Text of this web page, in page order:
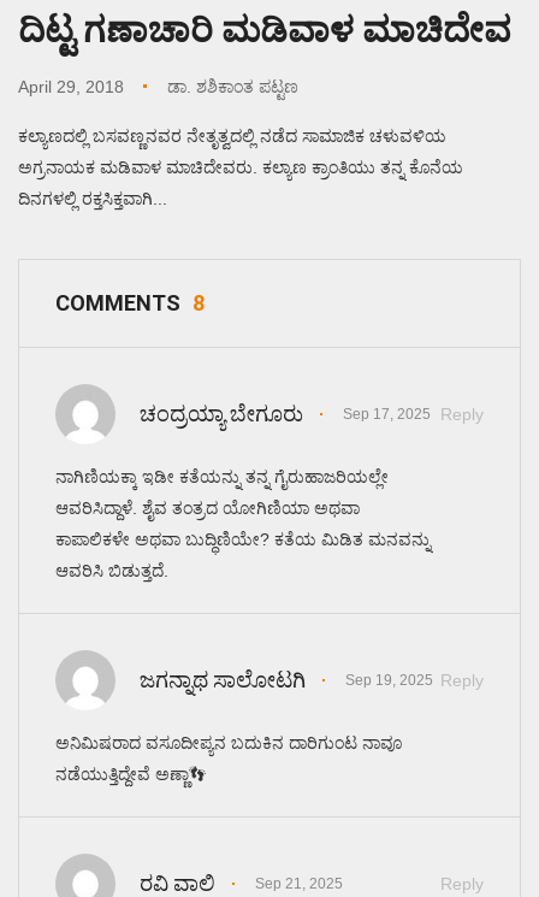
ದಿಟ್ಟ ಗಣಾಚಾರಿ ಮಡಿವಾಳ ಮಾಚಿದೇವ
April 29, 2018 ಡಾ. ಶಶಿಕಾಂತ ಪಟ್ಟಣ
ಕಲ್ಯಾಣದಲ್ಲಿ ಬಸವಣ್ಣನವರ ನೇತೃತ್ವದಲ್ಲಿ ನಡೆದ ಸಾಮಾಜಿಕ ಚಳುವಳಿಯ
ಅಗ್ರನಾಯಕ ಮಡಿವಾಳ ಮಾಚಿದೇವರು. ಕಲ್ಯಾಣ ಕ್ರಾಂತಿಯು ತನ್ನ ಕೊನೆಯ
ದಿನಗಳಲ್ಲಿ ರಕ್ತಸಿಕ್ತವಾಗಿ...
COMMENTS 8
ಚಂದ್ರಯ್ಯಾ ಬೇಗೂರು Sep 17, 2025 Reply
ನಾಗಿಣಿಯಕ್ಕಾ ಇಡೀ ಕತೆಯನ್ನು ತನ್ನ ಗೈರುಹಾಜರಿಯಲ್ಲೇ
ಆವರಿಸಿದ್ದಾಳೆ. ಶೈವ ತಂತ್ರದ ಯೋಗಿಣಿಯಾ ಅಥವಾ
ಕಾಪಾಲಿಕಳೇ ಅಥವಾ ಬುದ್ಧಿಣಿಯೇ? ಕತೆಯ ಮಿಡಿತ ಮನವನ್ನು
ಆವರಿಸಿ ಬಿಡುತ್ತದೆ.
ಜಗನ್ನಾಥ ಸಾಲೋಟಗಿ Sep 19, 2025 Reply
ಅನಿಮಿಷರಾದ ವಸೂದೀಪ್ಯನ ಬದುಕಿನ ದಾರಿಗುಂಟ ನಾವೂ
ನಡೆಯುತ್ತಿದ್ದೇವೆ ಅಣ್ಣಾ👣
ರವಿ ವಾಲಿ Sep 21, 2025 Reply